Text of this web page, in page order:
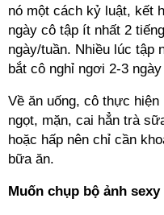
nó một cách kỷ luật, kết
ngày cô tập ít nhất 2
ngày/tuần. Nhiều lúc tập
bắt cô nghỉ ngơi 2-3
Về ăn uống, cô thực
ngọt, mặn, cai hẳn trà
hoặc hấp nên chỉ cần
bữa ăn.
Muốn chụp bộ ảnh